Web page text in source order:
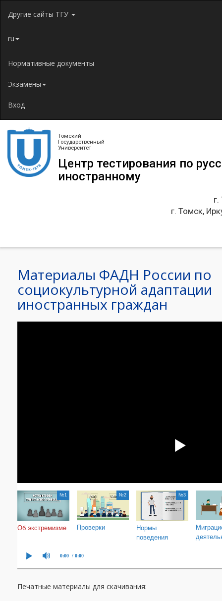
Другие сайты ТГУ
ru
Нормативные документы
Экзамены
Вход
Томский
Государственный
Университет
Центр тестирования по
иностранному
г. Томск,
Материалы ФАДН России по
социокультурной адаптации
иностранных граждан
Печатные материалы для скачивания: